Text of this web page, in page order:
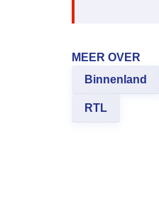
MEER OVER
Binnenland
RTL